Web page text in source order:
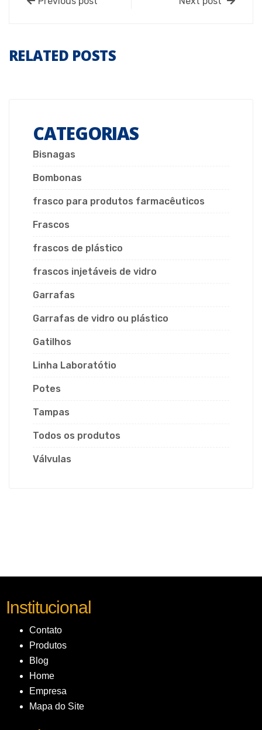
RELATED POSTS
CATEGORIAS
Bisnagas
Bombonas
frasco para produtos farmacêuticos
Frascos
frascos de plástico
frascos injetáveis de vidro
Garrafas
Garrafas de vidro ou plástico
Gatilhos
Linha Laboratótio
Potes
Tampas
Todos os produtos
Válvulas
Institucional
Contato
Produtos
Blog
Home
Empresa
Mapa do Site